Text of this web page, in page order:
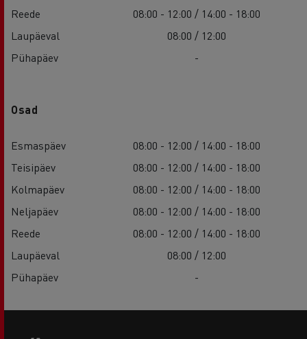
Reede
08:00 - 12:00 / 14:00 - 18:00
Laupäeval
08:00 / 12:00
Pühapäev
-
Osad
Esmaspäev
08:00 - 12:00 / 14:00 - 18:00
Teisipäev
08:00 - 12:00 / 14:00 - 18:00
Kolmapäev
08:00 - 12:00 / 14:00 - 18:00
Neljapäev
08:00 - 12:00 / 14:00 - 18:00
Reede
08:00 - 12:00 / 14:00 - 18:00
Laupäeval
08:00 / 12:00
Pühapäev
-